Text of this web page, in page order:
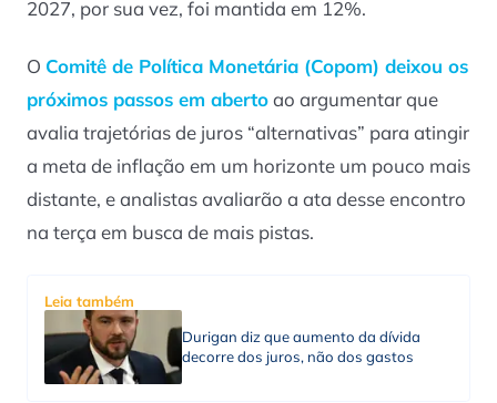
2027, por sua vez, foi mantida em 12%.
O Comitê de Política Monetária (Copom) deixou os
próximos passos em abertoao argumentar que
avalia trajetórias de juros “alternativas” para atingir
a meta de inflação em um horizonte um pouco mais
distante, e analistas avaliarão a ata desse encontro
na terça em busca de mais pistas.
Leia também
Durigan diz que aumento da dívida
decorre dos juros, não dos gastos